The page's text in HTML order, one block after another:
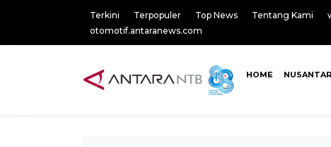
Terkini Terpopuler Top News Tentang Kami
otomotif.antaranews.com
HOME